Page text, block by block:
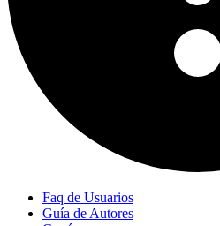
Faq de Usuarios
Guía de Autores